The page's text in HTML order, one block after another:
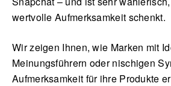
wertvolle Aufmerksamkeit schenkt.
Wir zeigen Ihnen, wie Marken mit
Meinungsführern oder nischigen
Aufmerksamkeit für ihre Produkte